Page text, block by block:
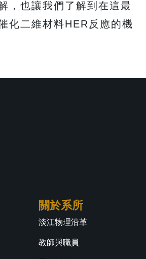
，也讓我們了解到在這最
化二維材料HER反應的機
關於系所
淡江物理沿革
教師與職員